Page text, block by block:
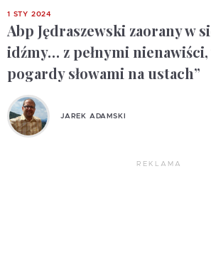
1 STY 2024
Abp Jędraszewski zaorany w
idźmy… z pełnymi
pogardy słowami na ustach”
JAREK ADAMSKI
REKLAMA